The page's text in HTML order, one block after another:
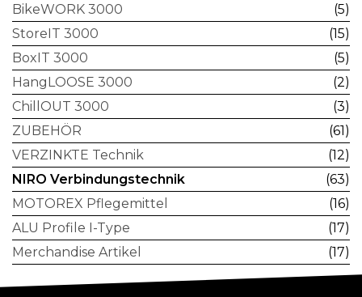
BikeWORK 3000
(5)
StoreIT 3000
(15)
BoxIT 3000
(5)
HangLOOSE 3000
(2)
ChillOUT 3000
(3)
ZUBEHÖR
(61)
VERZINKTE Technik
(12)
NIRO Verbindungstechnik
(63)
MOTOREX Pflegemittel
(16)
ALU Profile I-Type
(17)
Merchandise Artikel
(17)